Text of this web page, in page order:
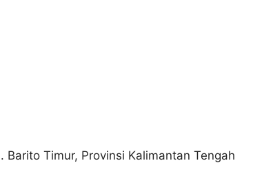
Timur, Provinsi Kalimantan Tengah